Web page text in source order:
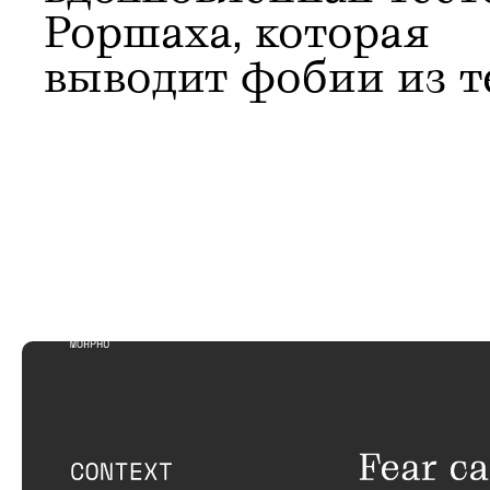
Роршаха, которая
выводит фобии из